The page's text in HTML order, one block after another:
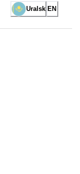
Uralsk EN